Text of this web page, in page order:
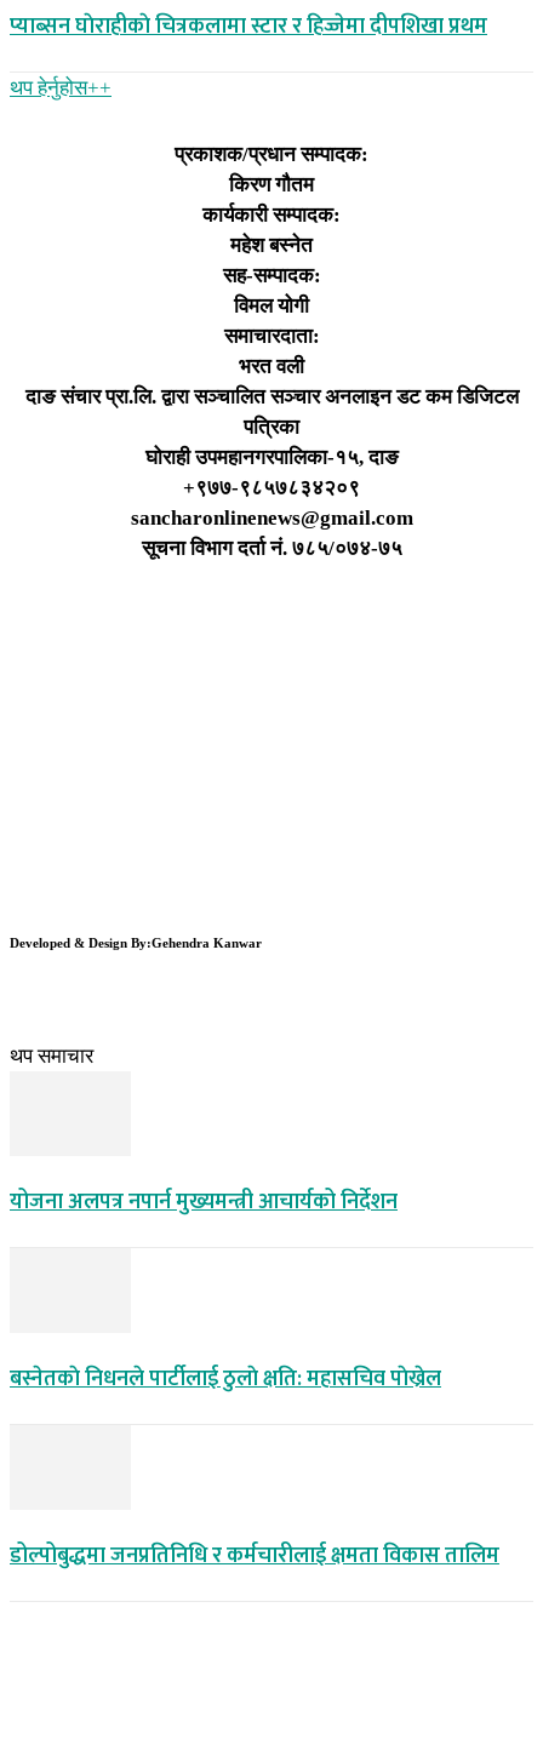
प्याब्सन घाेराहीकाे चित्रकलामा स्टार र हिज्जेमा दीपशिखा प्रथम
थप हेर्नुहोस‌++
प्रकाशक/प्रधान सम्पादक:
किरण गौतम
कार्यकारी सम्पादक:
महेश बस्नेत
सह-सम्पादक:
विमल योगी
समाचारदाता:
भरत वली
दाङ संचार प्रा.लि. द्वारा सञ्चालित सञ्चार अनलाइन डट कम डिजिटल
पत्रिका
घोराही उपमहानगरपालिका-१५, दाङ
+९७७-९८५७८३४२०९
sancharonlinenews@gmail.com
सूचना विभाग दर्ता न‌ं. ७८५/०७४-७५
Developed & Design By:Gehendra Kanwar
थप समाचार
योजना अलपत्र नपार्न मुख्यमन्त्री आचार्यको निर्देशन
बस्नेतकाे निधनले पार्टीलाई ठुलाे क्षति: महासचिव पाेख्रेल
डोल्पोबुद्धमा जनप्रतिनिधि र कर्मचारीलाई क्षमता विकास तालिम